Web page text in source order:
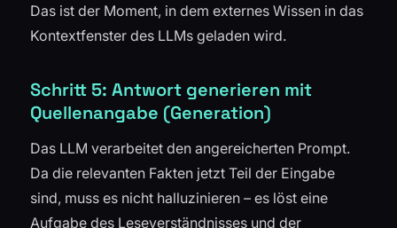
Das ist der Moment, in dem externes Wissen in das
Kontextfenster des LLMs geladen wird.
Schritt 5: Antwort generieren mit
Quellenangabe (Generation)
Das LLM verarbeitet den angereicherten Prompt.
Da die relevanten Fakten jetzt Teil der Eingabe
sind, muss es nicht halluzinieren – es löst eine
Aufgabe des Leseverständnisses und der